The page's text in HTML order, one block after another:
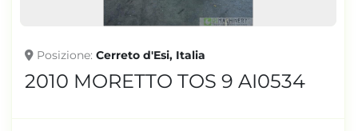
Posizione Cerreto d'Esi, Italia
2010 MORETTO TOS 9 AI0534